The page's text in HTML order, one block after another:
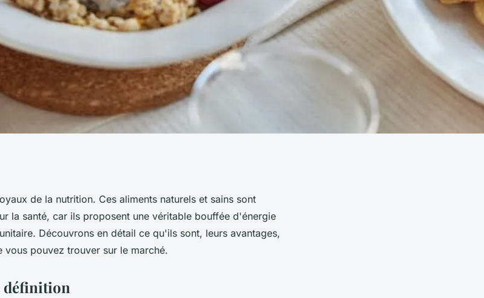
de la nutrition. Ces aliments naturels et sains sont
la santé, car ils proposent une véritable bouffée d'énergie
Découvrons en détail ce qu'ils sont, leurs avantages,
pouvez trouver sur le marché.
définition